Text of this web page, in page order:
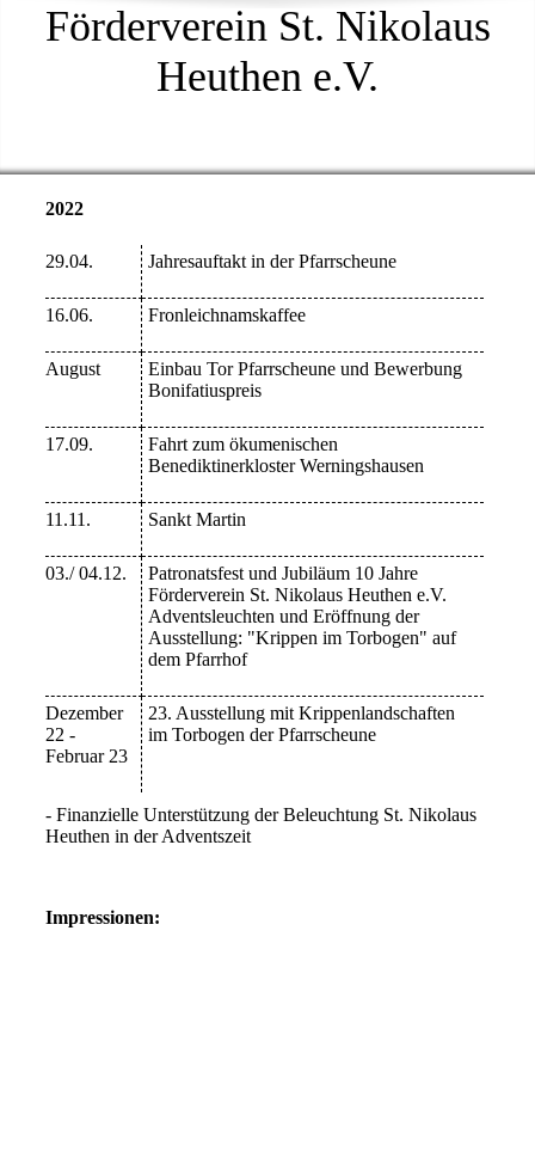
Förderverein St. Nikolaus
Heuthen e.V.
2022
29.04. Jahresauftakt in der Pfarrscheune
16.06. Fronleichnamskaffee
August
Einbau Tor Pfarrscheune und Bewerbung
Bonifatiuspreis
17.09.
Fahrt zum ökumenischen
Benediktinerkloster Werningshausen
11.11. Sankt Martin
03./ 04.12.
Patronatsfest und Jubiläum 10 Jahre
Förderverein St. Nikolaus Heuthen e.V.
Adventsleuchten und Eröffnung der
Ausstellung: "Krippen im Torbogen" auf
dem Pfarrhof
Dezember
22 -
Februar 23
23. Ausstellung mit Krippenlandschaften
im Torbogen der Pfarrscheune
- Finanzielle Unterstützung der Beleuchtung St. Nikolaus
Heuthen in der Adventszeit
Impressionen: